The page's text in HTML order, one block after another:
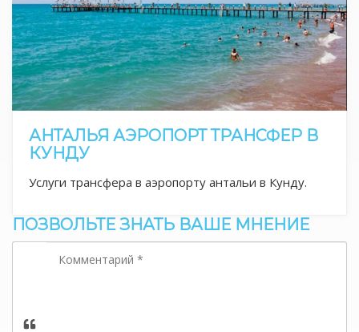
АНТАЛЬЯ АЭРОПОРТ ТРАНСФЕР В
КУНДУ
Услуги трансфера в аэропорту антальи в Кунду.
ПОЗВОЛЬТЕ ЗНАТЬ ВАШЕ МНЕНИЕ